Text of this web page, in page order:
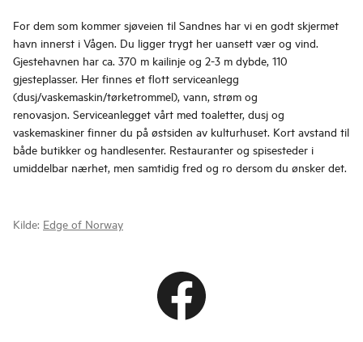
For dem som kommer sjøveien til Sandnes har vi en godt skjermet
havn innerst i Vågen. Du ligger trygt her uansett vær og vind.
Gjestehavnen har ca. 370 m kailinje og 2-3 m dybde, 110
gjesteplasser. Her finnes et flott serviceanlegg
(dusj/vaskemaskin/tørketrommel), vann, strøm og
renovasjon. Serviceanlegget vårt med toaletter, dusj og
vaskemaskiner finner du på østsiden av kulturhuset. Kort avstand til
både butikker og handlesenter. Restauranter og spisesteder i
umiddelbar nærhet, men samtidig fred og ro dersom du ønsker det.
Kilde: Edge of Norway